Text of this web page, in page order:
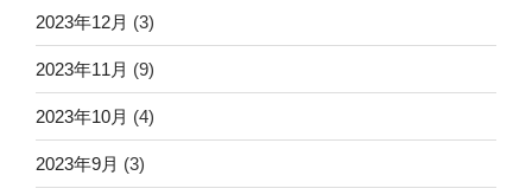
2023年12月 (3)
2023年11月 (9)
2023年10月 (4)
2023年9月 (3)